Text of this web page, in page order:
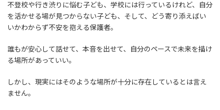
不登校や行き渋りに悩む子ども、学校には行っているけれど、自分
を活かせる場が見つからない子ども、そして、どう寄り添えばい
いかわからず不安を抱える保護者。
誰もが安心して話せて、本音を出せて、自分のペースで未来を描け
る場所があっていい。
しかし、現実にはそのような場所が十分に存在しているとは言え
ません。